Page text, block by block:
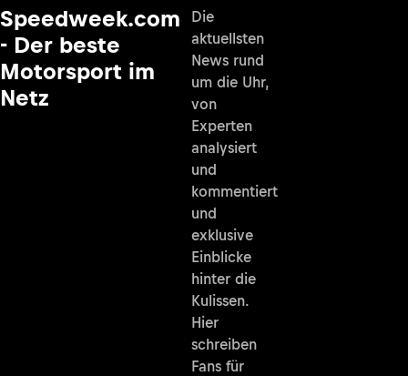
Speedweek.com
- Der beste
Motorsport im
Netz
Die
aktuellsten
News rund
um die Uhr,
von
Experten
analysiert
und
kommentiert
und
exklusive
Einblicke
hinter die
Kulissen.
Hier
schreiben
Fans für